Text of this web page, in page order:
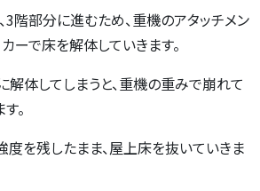
階部分に進むため、重機のアタッチメン
ーで床を解体していきます。
解体してしまうと、重機の重みで崩れて
。
を残したまま、屋上床を抜いていきま